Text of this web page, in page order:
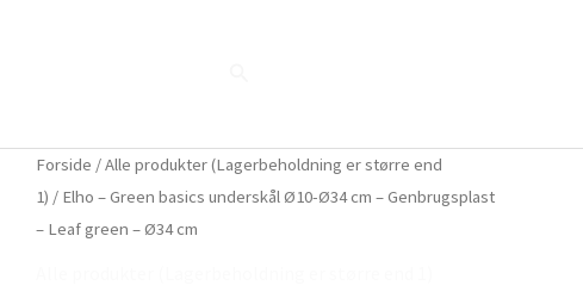
Forside /Alle produkter (Lagerbeholdning er større end
1) / Elho – Green basics underskål Ø10-Ø34 cm – Genbrugsplast
– Leaf green – Ø34 cm